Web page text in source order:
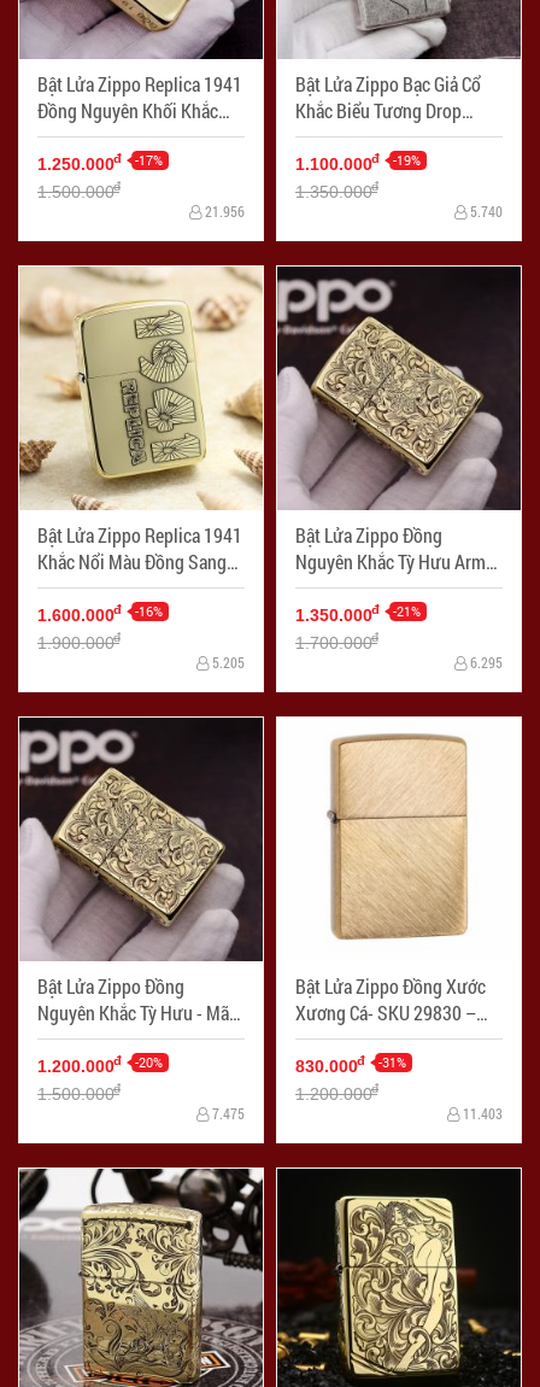
Bật Lửa Zippo Replica 1941
Đồng Nguyên Khối Khắc
Logo Ngược - Mã SP:
ZPC2373
1.250.000đ -17%
1.500.000đ
21.956
Bật Lửa Zippo Bạc Giả Cổ
Khắc Biểu Tương Drop
Heart - Mã SP: ZPC2371
1.100.000đ -19%
1.350.000đ
5.740
Bật Lửa Zippo Replica 1941
Khắc Nổi Màu Đồng Sang
Trọng - Mã SP: ZPC2370
1.600.000đ -16%
1.900.000đ
5.205
Bật Lửa Zippo Đồng
Nguyên Khắc Tỳ Hưu Armor
- Mã SP: ZPC2369-169
1.350.000đ -21%
1.700.000đ
6.295
Bật Lửa Zippo Đồng
Nguyên Khắc Tỳ Hưu - Mã
SP: ZPC2369-254
1.200.000đ -20%
1.500.000đ
7.475
Bật Lửa Zippo Đồng Xước
Xương Cá- SKU 29830 –
Zippo Regular Herringbone
Sweep Brass - Mã SP:
ZPC2359
830.000đ -31%
1.200.000đ
11.403